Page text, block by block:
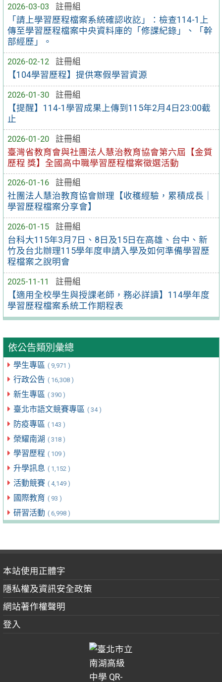
2026-03-03
註冊組
「請上學習歷程檔案系統確認收訖」：檢查114-1上
傳至學習歷程檔案中央資料庫的「修課紀錄」、「幹
部經歷」。
2026-02-12
註冊組
【104學習歷程】提供寒假學習資源
2026-01-30
註冊組
【提醒】114-1學習成果上傳到115年2月4日23:00截
止
2026-01-20
註冊組
臺灣省教育會與社團法人慧治教育協會第六屆【金質
歷程 獎】全國高中職學習歷程檔案徵選活動
2026-01-16
註冊組
社團法人慧治教育協會辦理【收穫經驗，累積成長｜
學習歷程檔案分享會】
2026-01-15
註冊組
台科大115年3月7日、8日及15日在高雄、台中、新
竹及台北辦理115學年度申請入學及如何準備學習歷
程檔案之說明會
2025-11-11
註冊組
【適用全校學生與授課老師，務必詳讀】114學年度
學習歷程檔案系統工作期程表
依公告類別彙總
學生專區 ( 9,971 )
行政公告 ( 16,308 )
新生專區 ( 390 )
臺北市語文競賽專區 ( 34 )
防疫專區 ( 143 )
榮耀南湖 ( 318 )
學習歷程 ( 109 )
升學訊息 ( 1,152 )
活動競賽 ( 4,149 )
國際教育 ( 93 )
研習活動 ( 6,998 )
本站使用正體字
隱私權及資訊安全政策
網站著作權聲明
登入